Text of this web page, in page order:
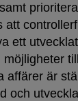
att
ett
möjligheter
affärer är
och